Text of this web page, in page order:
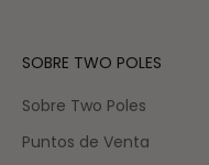
SOBRE TWO POLES
Sobre Two Poles
Puntos de Venta